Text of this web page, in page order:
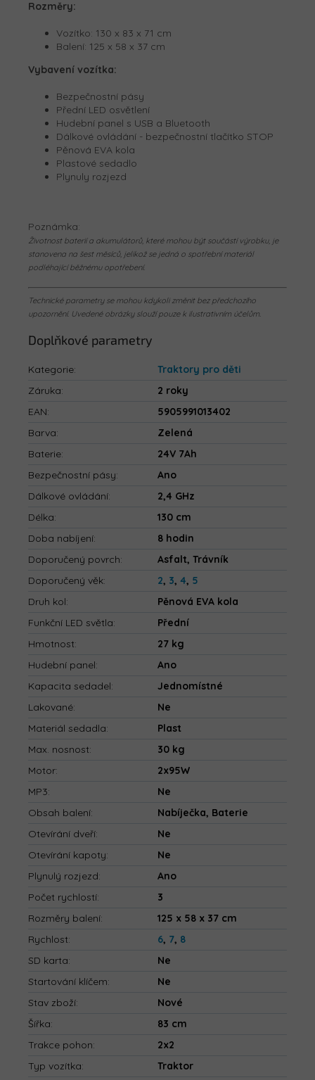
Rozměry:
Vozítko: 130 x 83 x 71 cm
Balení: 125 x 58 x 37 cm
Vybavení vozítka:
Bezpečnostní pásy
Přední LED osvětlení
Hudební panel s USB a Bluetooth
Dálkové ovládání - bezpečnostní tlačítko STOP
Pěnová EVA kola
Plastové sedadlo
Plynuly rozjezd
Poznámka:
Životnost baterií a akumulátorů, které mohou být součástí výrobku, je
stanovena na šest měsíců, jelikož se jedná o spotřební materiál
podléhající běžnému opotřebení.
Technické parametry se mohou kdykoli změnit bez předchozího
upozornění. Uvedené obrázky slouží pouze k ilustrativním účelům.
Doplňkové parametry
Kategorie:
Traktory pro děti
Záruka:
2 roky
EAN:
5905991013402
Barva:
Zelená
Baterie:
24V 7Ah
Bezpečnostní pásy:
Ano
Dálkové ovládání:
2,4 GHz
Délka:
130 cm
Doba nabíjení:
8 hodin
Doporučený povrch:
Asfalt, Trávník
Doporučený věk: 2, 3, 4, 5
Druh kol:
Pěnová EVA kola
Funkční LED světla:
Přední
Hmotnost:
27 kg
Hudební panel:
Ano
Kapacita sedadel:
Jednomístné
Lakované:
Ne
Materiál sedadla:
Plast
Max. nosnost:
30 kg
Motor:
2x95W
MP3:
Ne
Obsah balení:
Nabíječka, Baterie
Otevírání dveří:
Ne
Otevírání kapoty:
Ne
Plynulý rozjezd:
Ano
Počet rychlostí:
3
Rozměry balení:
125 x 58 x 37 cm
Rychlost: 6, 7, 8
SD karta:
Ne
Startování klíčem:
Ne
Stav zboží:
Nové
Šířka:
83 cm
Trakce pohon:
2x2
Typ vozítka:
Traktor